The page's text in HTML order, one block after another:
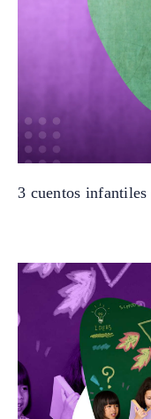
3 cuentos infantiles